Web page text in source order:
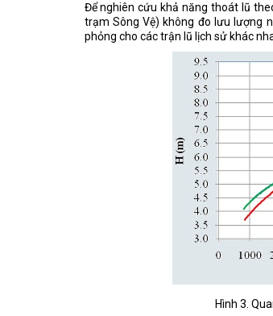
Để nghiên cứu khả năng thoát lũ
trạm Sông Vệ) không đo lưu lượng
phỏng cho các trận lũ lịch sử khác
Hình 3.